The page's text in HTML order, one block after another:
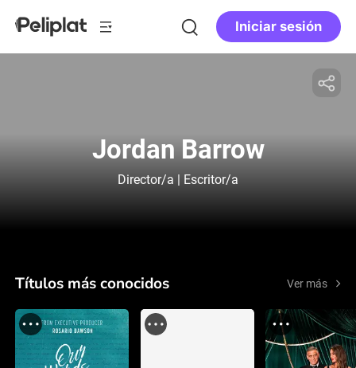
Iniciar sesión
Jordan Barrow
Director/a | Escritor/a
Títulos más conocidos Ver más